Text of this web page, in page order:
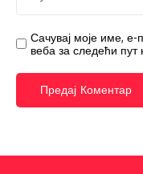
Сачувај моје име,
веба за следећи